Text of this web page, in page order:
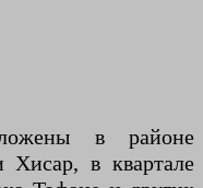
в районе
Хисар, в квартале